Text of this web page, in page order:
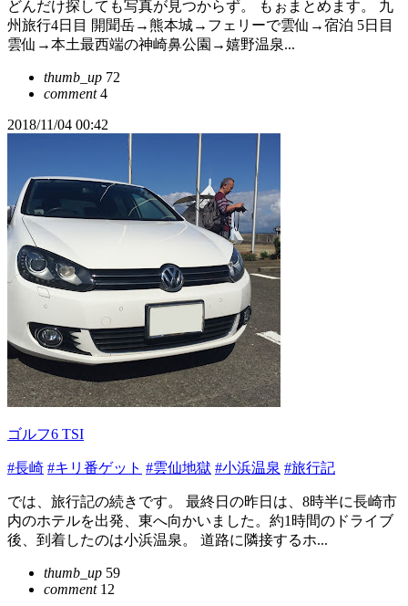
どんだけ探しても写真が見つからず。 もぉまとめます。 九
州旅行4日目 開聞岳→熊本城→フェリーで雲仙→宿泊 5日目
雲仙→本土最西端の神崎鼻公園→嬉野温泉...
thumb_up 72
comment4
2018/11/04 00:42
ゴルフ6 TSI
#長崎 #キリ番ゲット #雲仙地獄 #小浜温泉 #旅行記
では、旅行記の続きです。 最終日の昨日は、8時半に長崎市
内のホテルを出発、東へ向かいました。約1時間のドライブ
後、到着したのは小浜温泉。 道路に隣接するホ...
thumb_up 59
comment12